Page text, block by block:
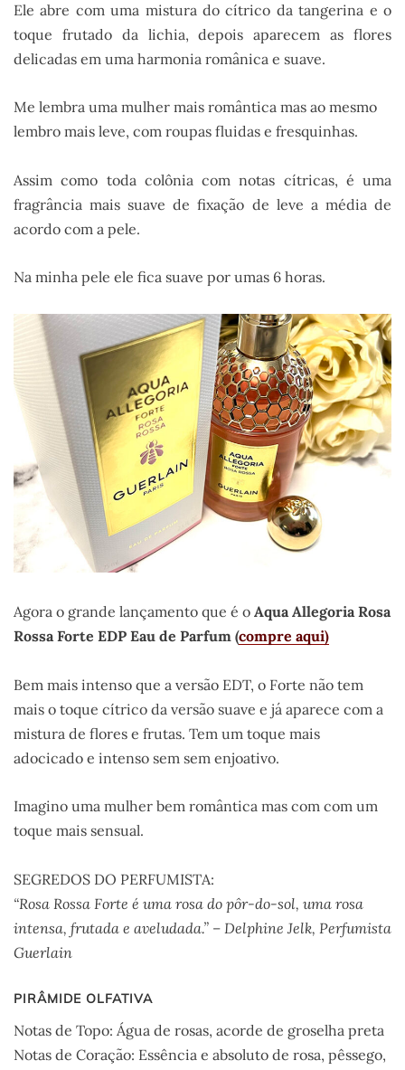
Ele abre com uma mistura do cítrico da tangerina e o
toque frutado da lichia, depois aparecem as flores
delicadas em uma harmonia românica e suave.
Me lembra uma mulher mais romântica mas ao mesmo
lembro mais leve, com roupas fluidas e fresquinhas.
Assim como toda colônia com notas cítricas, é uma
fragrância mais suave de fixação de leve a média de
acordo com a pele.
Na minha pele ele fica suave por umas 6 horas.
Agora o grande lançamento que é o Aqua Allegoria Rosa
Rossa Forte EDP Eau de Parfum (compre aqui)
Bem mais intenso que a versão EDT, o Forte não tem
mais o toque cítrico da versão suave e já aparece com a
mistura de flores e frutas. Tem um toque mais
adocicado e intenso sem sem enjoativo.
Imagino uma mulher bem romântica mas com com um
toque mais sensual.
SEGREDOS DO PERFUMISTA:
“Rosa Rossa Forte é uma rosa do pôr-do-sol, uma rosa
intensa, frutada e aveludada.” – Delphine Jelk, Perfumista
Guerlain
PIRÂMIDE OLFATIVA
Notas de Topo: Água de rosas, acorde de groselha preta
Notas de Coração: Essência e absoluto de rosa, pêssego,